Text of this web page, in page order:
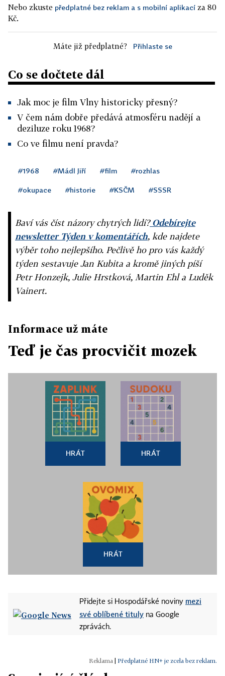
Nebo zkuste předplatné bez reklam a s mobilní aplikací za 80
Kč.
Máte již předplatné? Přihlaste se
Co se dočtete dál
Jak moc je film Vlny historicky přesný?
V čem nám dobře předává atmosféru nadějí a
deziluze roku 1968?
Co ve filmu není pravda?
#1968 #Mádl Jiří #film #rozhlas
#okupace #historie #KSČM #SSSR
Baví vás číst názory chytrých lidí?Odebírejte
newsletter Týden v komentářích, kde najdete
výběr toho nejlepšího. Pečlivě ho pro vás každý
týden sestavuje Jan Kubita a kromě jiných píší
Petr Honzejk, Julie Hrstková, Martin Ehl a Luděk
Vainert.
Informace už máte
Teď je čas procvičit mozek
HRÁT HRÁT
HRÁT
Přidejte si Hospodářské noviny mezi
své oblíbené tituly na Google
zprávách.
Předplatné HN+ je zcela bez reklam.